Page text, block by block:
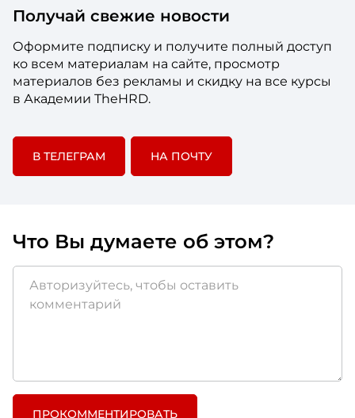
Получай свежие новости
Оформите подписку и получите полный доступ
ко всем материалам на сайте, просмотр
материалов без рекламы и скидку на все курсы
в Академии TheHRD.
В ТЕЛЕГРАМ НА ПОЧТУ
Что Вы думаете об этом?
ПРОКОММЕНТИРОВАТЬ